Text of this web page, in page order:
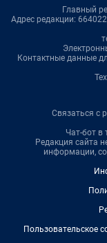
Главный
Адрес редакции:
Контактные данные
Связаться с
Чат-бот в
Редакция сайта
информации,
Пользовательское